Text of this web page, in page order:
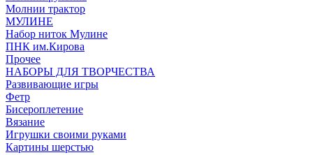
Молнии трактор
МУЛИНЕ
Набор ниток Мулине
ПНК им.Кирова
Прочее
НАБОРЫ ДЛЯ ТВОРЧЕСТВА
Развивающие игры
Фетр
Бисероплетение
Вязание
Игрушки своими руками
Картины шерстью